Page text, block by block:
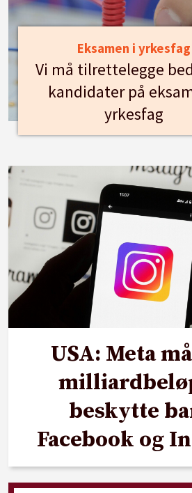
Eksamen i yrkesfag
Vi må tilrettelegge
kandidater på
yrkesfag
USA: Meta
beskytte
Facebook og